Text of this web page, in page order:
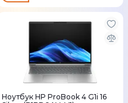
Ноутбук HP ProBook 4 G1i 16